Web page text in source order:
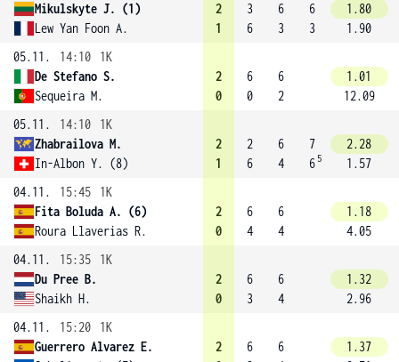
Mikulskyte J. (1)
Lew Yan Foon A.
2
1
3
6
6
3
6
3
1.80
1.90
05.11.
14:10
1K
De Stefano S.
Sequeira M.
2
0
6
0
6
2
1.01
12.09
05.11.
14:10
1K
Zhabrailova M.
In-Albon Y. (8)
2
1
2
6
6
4
7
6 5
2.28
1.57
04.11.
15:45
1K
Fita Boluda A. (6)
Roura Llaverias R.
2
0
6
4
6
4
1.18
4.05
04.11.
15:35
1K
Du Pree B.
Shaikh H.
2
0
6
3
6
4
1.32
2.96
04.11.
15:20
1K
Guerrero Alvarez E.
2
6
6
1.37